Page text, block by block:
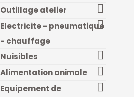

Outillage atelier

Electricite - pneumatique
- chauffage

Nuisibles

Alimentation animale

Equipement de